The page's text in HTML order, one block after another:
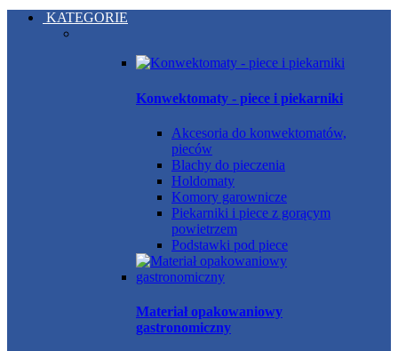
KATEGORIE
Konwektomaty - piece i piekarniki
Akcesoria do konwektomatów,
pieców
Blachy do pieczenia
Holdomaty
Komory garownicze
Piekarniki i piece z gorącym
powietrzem
Podstawki pod piece
Materiał opakowaniowy
gastronomiczny